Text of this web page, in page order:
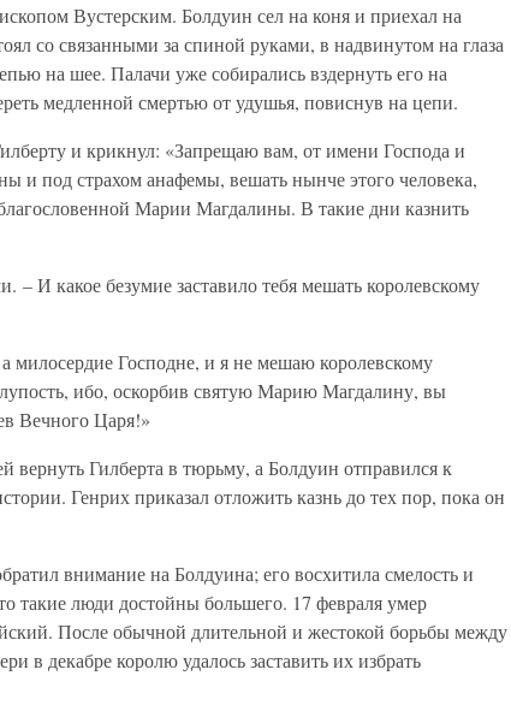
Вустерским. Болдуин сел на коня и приехал на
со связанными за спиной руками, в надвинутом на глаза
на шее. Палачи уже собирались вздернуть его на
медленной смертью от удушья, повиснув на цепи.
и крикнул: «Запрещаю вам, от имени Господа и
и под страхом анафемы, вешать нынче этого человека,
Марии Магдалины. В такие дни казнить
– И какое безумие заставило тебя мешать королевскому
милосердие Господне, и я не мешаю королевскому
ибо, оскорбив святую Марию Магдалину, вы
Вечного Царя!»
вернуть Гилберта в тюрьму, а Болдуин отправился к
Генрих приказал отложить казнь до тех пор, пока он
внимание на Болдуина; его восхитила смелость и
такие люди достойны большего. 17 февраля умер
После обычной длительной и жестокой борьбы между
в декабре королю удалось заставить их избрать